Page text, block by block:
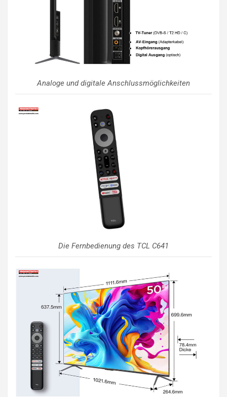
Analoge und digitale Anschlussmöglichkeiten
Die Fernbedienung des TCL C641